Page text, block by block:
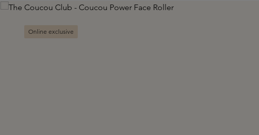
Skip image gallery
Online exclusive